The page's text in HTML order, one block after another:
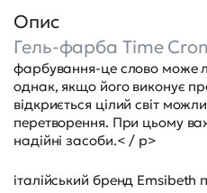
Опис
Гель-фарба Time
фарбування-це слово може
однак, якщо його виконує
відкриється цілий світ
перетворення. При цьому
надійні засоби.< / p>
італійський бренд